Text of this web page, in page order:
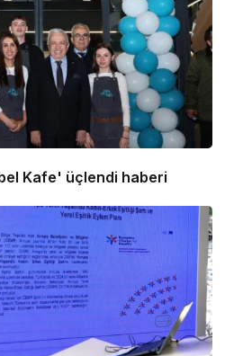
Kafe' üçlendi haberi